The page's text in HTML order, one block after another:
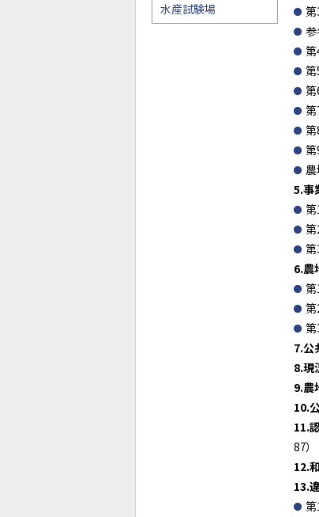
第
参
第
第
第
第
第
第
農
5.事
第
第
第
6.農
第
第
第
7.公
8.現
9.農
10.
11.
87）
12.
13.
第
水産試験場